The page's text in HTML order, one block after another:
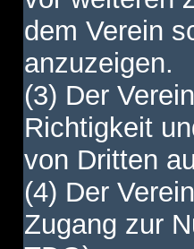
dem Verein
anzuzeigen.
(3) Der
Richtigkeit
von Dritten
(4) Der
Zugang zur